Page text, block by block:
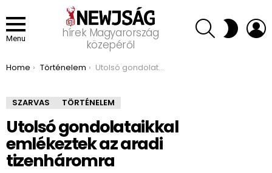
Menu
hírek Magyarország
közepéről
SEARCH SWITCH
SKIN
You are here:
Home Történelem Utolsó gondolataikkal emlékeztek az aradi tizenháromra
SZARVAS TÖRTÉNELEM
Utolsó gondolataikkal
emlékeztek az aradi
tizenháromra